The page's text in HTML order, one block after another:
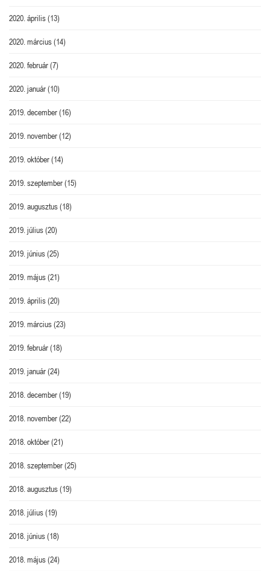
2020. április(13)
2020. március(14)
2020. február(7)
2020. január(10)
2019. december(16)
2019. november(12)
2019. október(14)
2019. szeptember(15)
2019. augusztus(18)
2019. július(20)
2019. június(25)
2019. május(21)
2019. április(20)
2019. március(23)
2019. február(18)
2019. január(24)
2018. december(19)
2018. november(22)
2018. október(21)
2018. szeptember(25)
2018. augusztus(19)
2018. július(19)
2018. június(18)
2018. május(24)